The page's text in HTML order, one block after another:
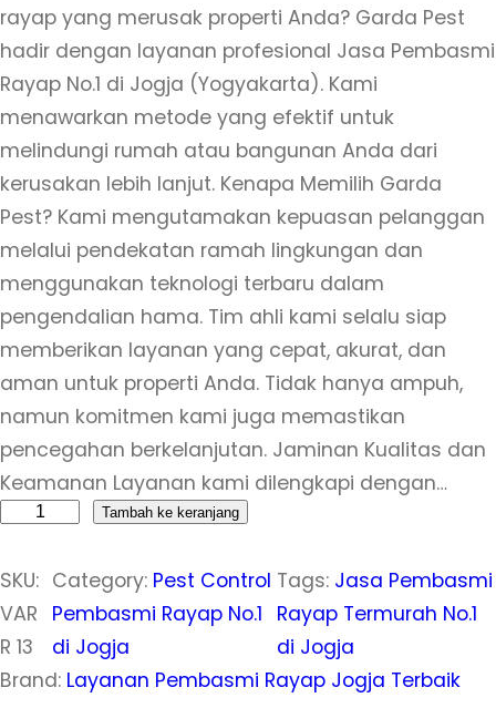
rayap yang merusak properti Anda? Garda Pest
hadir dengan layanan profesional Jasa Pembasmi
Rayap No.1 di Jogja (Yogyakarta). Kami
menawarkan metode yang efektif untuk
melindungi rumah atau bangunan Anda dari
kerusakan lebih lanjut. Kenapa Memilih Garda
Pest? Kami mengutamakan kepuasan pelanggan
melalui pendekatan ramah lingkungan dan
menggunakan teknologi terbaru dalam
pengendalian hama. Tim ahli kami selalu siap
memberikan layanan yang cepat, akurat, dan
aman untuk properti Anda. Tidak hanya ampuh,
namun komitmen kami juga memastikan
pencegahan berkelanjutan. Jaminan Kualitas dan
Keamanan Layanan kami dilengkapi dengan…
a
n
t
i
Tambah ke keranjang
SKU:
VAR
R 13
Category: Pest Control
Pembasmi Rayap No.1
di Jogja
Tags: Jasa Pembasmi
Rayap Termurah No.1
di Jogja
Brand: Layanan Pembasmi Rayap Jogja Terbaik